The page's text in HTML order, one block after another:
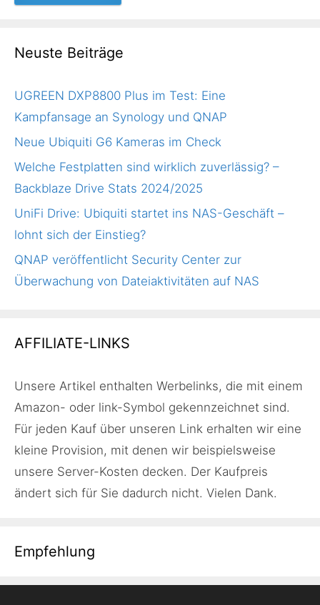
Neuste Beiträge
UGREEN DXP8800 Plus im Test: Eine
Kampfansage an Synology und QNAP
Neue Ubiquiti G6 Kameras im Check
Welche Festplatten sind wirklich zuverlässig? –
Backblaze Drive Stats 2024/2025
UniFi Drive: Ubiquiti startet ins NAS-Geschäft –
lohnt sich der Einstieg?
QNAP veröffentlicht Security Center zur
Überwachung von Dateiaktivitäten auf NAS
AFFILIATE-LINKS
Unsere Artikel enthalten Werbelinks, die mit einem
Amazon- oder link-Symbol gekennzeichnet sind.
Für jeden Kauf über unseren Link erhalten wir eine
kleine Provision, mit denen wir beispielsweise
unsere Server-Kosten decken. Der Kaufpreis
ändert sich für Sie dadurch nicht. Vielen Dank.
Empfehlung